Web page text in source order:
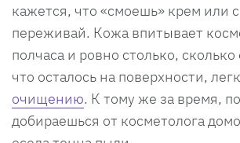
кажется, что «смоешь» крем или
переживай. Кожа впитывает
полчаса и ровно столько,
что осталось на поверхности,
очищению. К тому же за время,
добираешься от косметолога